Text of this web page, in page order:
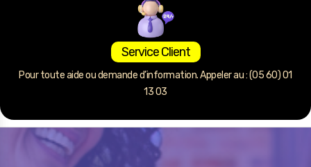
Service Client
Pour toute aide ou demande d’information. Appeler au : (05 60) 01
13 03